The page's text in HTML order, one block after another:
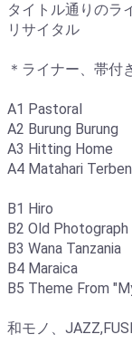
タイトル通りのラ
リサイタル
＊ライナー、帯付
A1 Pastoral
A2 Burung Burung
A3 Hitting Home
A4 Matahari
B1 Hiro
B2 Old Photograph
B3 Wana Tanzania
B4 Maraica
B5 Theme From
和モノ、